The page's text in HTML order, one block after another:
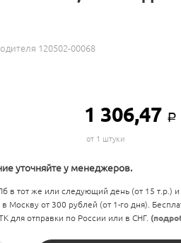
120502-00068
1 306,47 Р
от 1 штуки
уточняйте у менеджеров.
в тот же или следующий день (от 15 т.р.)
Москву от 300 рублей (от 1-го дня).
для отправки по России или в СНГ.